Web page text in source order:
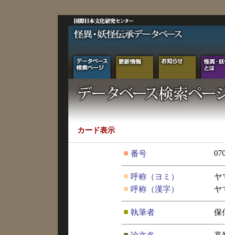
カード表示
■ 番号
■ 呼称（ヨミ）
ヤ
■ 呼称（漢字） ヤ
■ 執筆者 保